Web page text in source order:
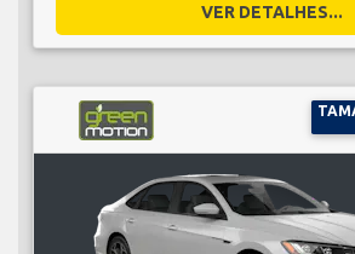
VER DETALHES...